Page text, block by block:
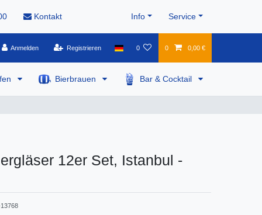
Kontakt Info Service
Anmelden Registrieren 0 0 0,00 €
Bierbrauen Bar & Cocktail
12er Set, Istanbul -